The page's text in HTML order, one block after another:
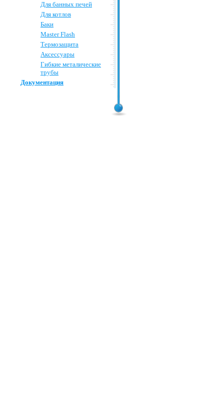
Для банных печей
Для котлов
Баки
Master Flash
Термозащита
Аксессуары
Гибкие металические
трубы
Документация